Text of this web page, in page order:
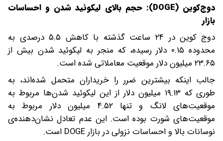
دوج‌کوین (DOGE): حجم بالای لیکوئید شدن و احساسات
بازار
دوج ‌کوین در ۲۴ ساعت گذشته با کاهش ۵.۵ درصدی به
محدوده ۰.۱۵ دلار رسیده، که منجر به لیکوئید شدن بیش از
۲۳.۶۵ میلیون دلار موقعیت معاملاتی شده است.
جالب اینکه بیشترین ضرر را خریداران متحمل شده‌اند، به
طوری که ۱۹.۱۳ میلیون دلار از این لیکوئید شدن‌ها مربوط به
موقعیت‌های لانگ و تنها ۴.۵۲ میلیون دلار مربوط به
موقعیت‌های شورت بوده است. این عدم تعادل نشان‌دهنده‌ی
نوسانات بالا و احساسات نزولی در بازار DOGE است.